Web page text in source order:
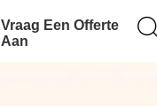
Vraag Een Offerte
Aan